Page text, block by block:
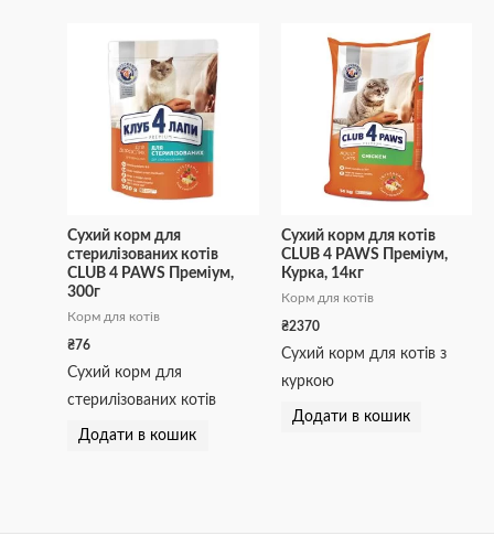
Сухий корм для
стерилізованих котів
CLUB 4 PAWS Преміум,
300г
Корм для котів
₴76
Сухий корм для
стерилізованих котів
Додати в кошик
Сухий корм для котів
CLUB 4 PAWS Преміум,
Курка, 14кг
Корм для котів
₴2370
Сухий корм для котів з
куркою
Додати в кошик